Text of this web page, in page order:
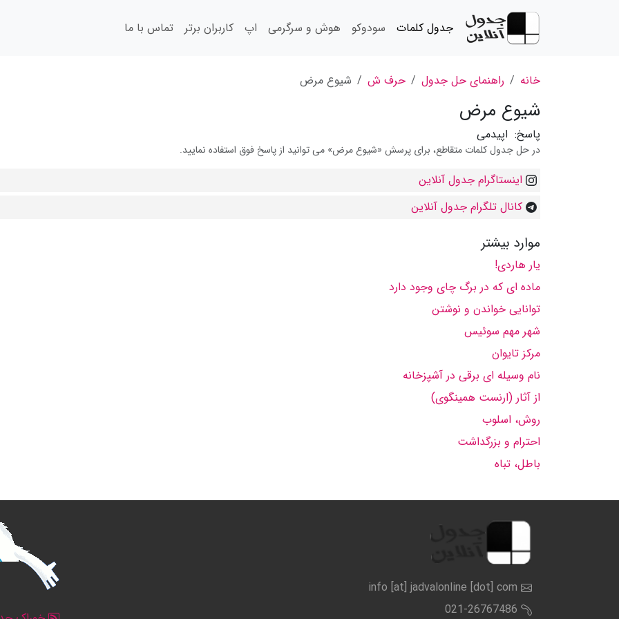
جدول کلمات سودوکو هوش و سرگرمی اپ کاربران برتر تماس با ما
خانه راهنمای حل جدول حرف ش شیوع مرض
شیوع مرض
پاسخ: اپیدمی
در حل جدول کلمات متقاطع، برای پرسش «شیوع مرض» می توانید از پاسخ فوق استفاده نمایید.
اینستاگرام جدول آنلاین
کانال تلگرام جدول آنلاین
موارد بیشتر
یار هاردی!
ماده ای كه در برگ چای وجود دارد
توانایی خواندن و نوشتن
شهر مهم سوئیس
مركز تایوان
نام وسیله ای برقی در آشپزخانه
از آثار (ارنست همینگوی)
روش، اسلوب
احترام و بزرگداشت
باطل، تباه
info [at] jadvalonline [dot] com
021-26767486